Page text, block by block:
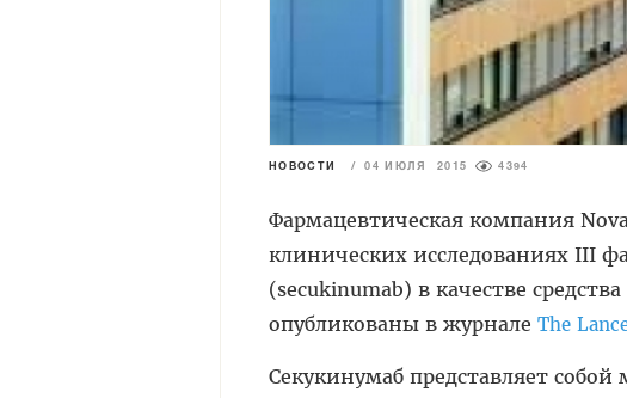
НОВОСТИ / 04 ИЮЛЯ 2015 4394
Фармацевтическая компания
клинических исследованиях III
(secukinumab) в качестве
опубликованы в журнале The
Секукинумаб представляет